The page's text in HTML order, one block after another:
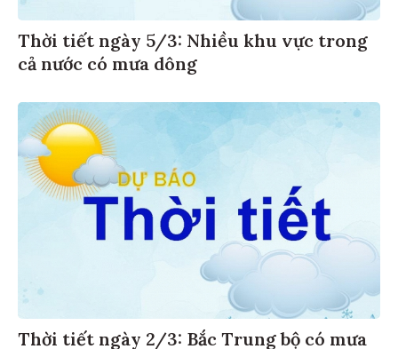
Thời tiết ngày 5/3: Nhiều khu vực trong
cả nước có mưa dông
Thời tiết ngày 2/3: Bắc Trung bộ có mưa